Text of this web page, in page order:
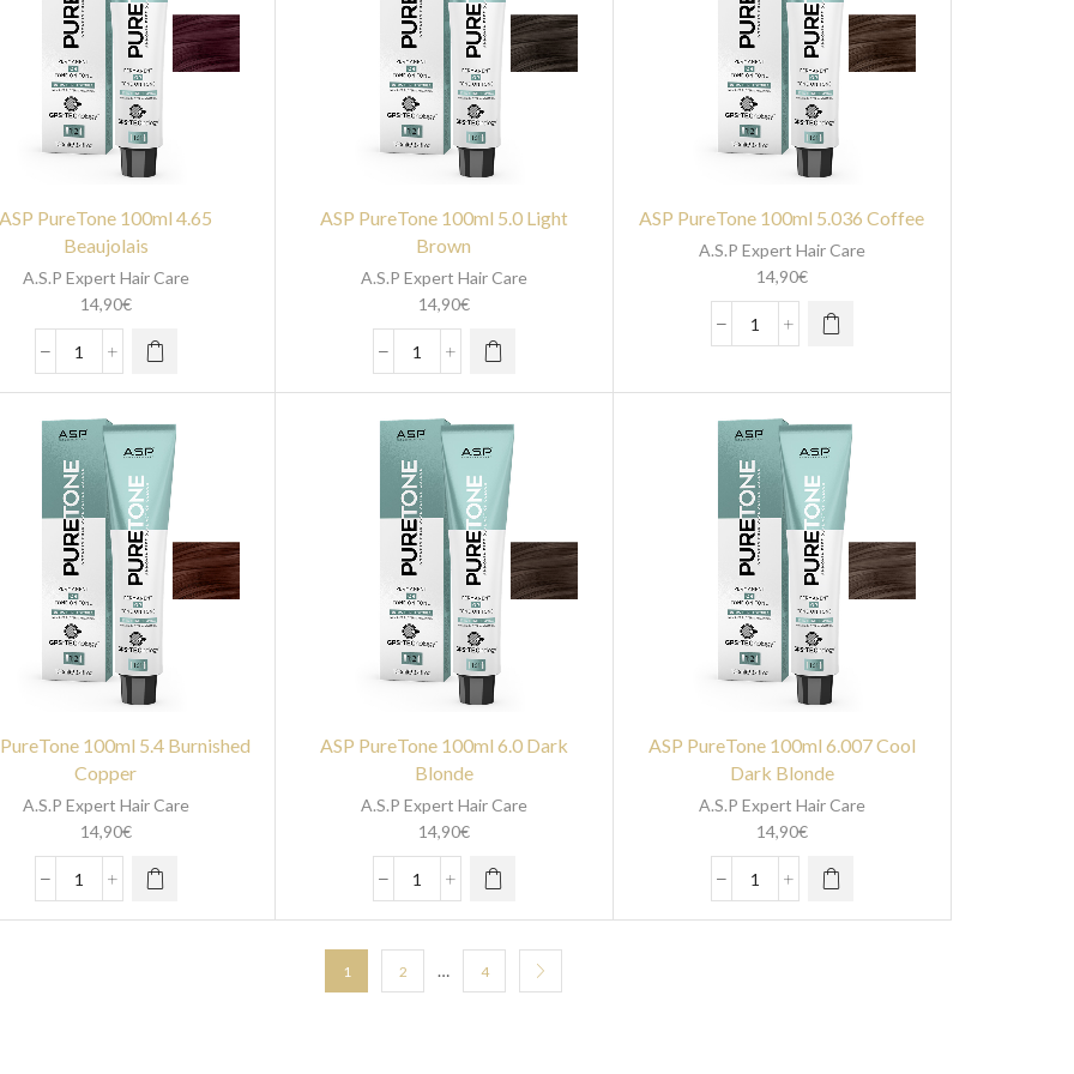
ASP PureTone 100ml 4.65
Beaujolais
A.S.P Expert Hair Care
14,90€
ASP PureTone 100ml 5.0 Light
Brown
A.S.P Expert Hair Care
14,90€
ASP PureTone 100ml 5.036 Coffee
A.S.P Expert Hair Care
14,90€
100ml 5.4 Burnished
Copper
A.S.P Expert Hair Care
14,90€
ASP PureTone 100ml 6.0 Dark
Blonde
A.S.P Expert Hair Care
14,90€
ASP PureTone 100ml 6.007 Cool
Dark Blonde
A.S.P Expert Hair Care
14,90€
1 2 … 4